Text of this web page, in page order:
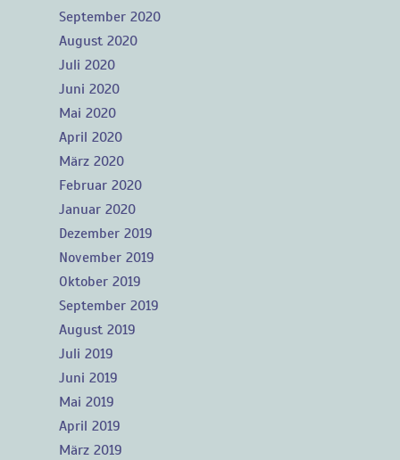
September 2020
August 2020
Juli 2020
Juni 2020
Mai 2020
April 2020
März 2020
Februar 2020
Januar 2020
Dezember 2019
November 2019
Oktober 2019
September 2019
August 2019
Juli 2019
Juni 2019
Mai 2019
April 2019
März 2019